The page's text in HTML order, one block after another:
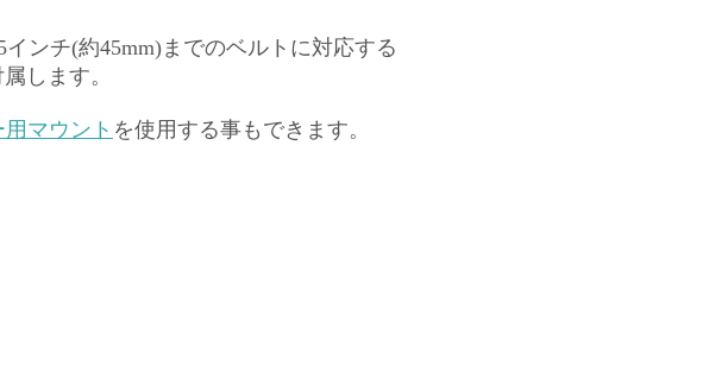
ンチ(約45mm)までのベルトに対応する
します。
マウント を使用する事もできます。